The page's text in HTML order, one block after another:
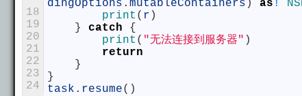
18
19
20
21
22
23
24
dingOptions . mutableContainers ) as !
print ( r )
}
catch
{
print ( "无法连接到服务器" )
return
}
}
task . resume( )